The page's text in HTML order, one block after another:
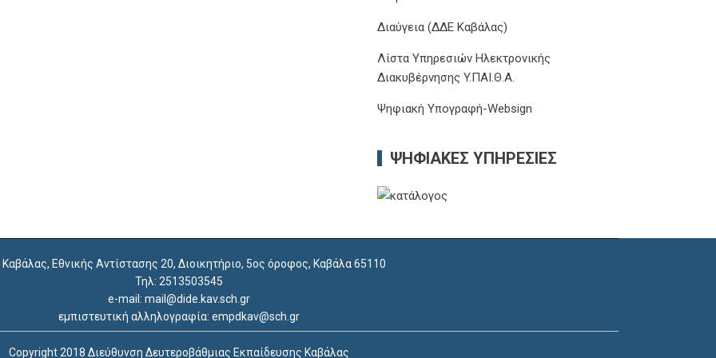
Διαύγεια (ΔΔΕ Καβάλας)
Λίστα Υπηρεσιών Ηλεκτρονικής
Διακυβέρνησης Y.ΠΑΙ.Θ.Α.
Ψηφιακή Υπογραφή-Websign
ΨΗΦΙΑΚΈΣ ΥΠΗΡΕΣΊΕΣ
Εθνικής Αντίστασης 20, Διοικητήριο, 5ος όροφος, Καβάλα 65110
Τηλ: 2513503545
e-mail: mail@dide.kav.sch.gr
εμπιστευτική αλληλογραφία: empdkav@sch.gr
Copyright 2018 Διεύθυνση Δευτεροβάθμιας Εκπαίδευσης Καβάλας